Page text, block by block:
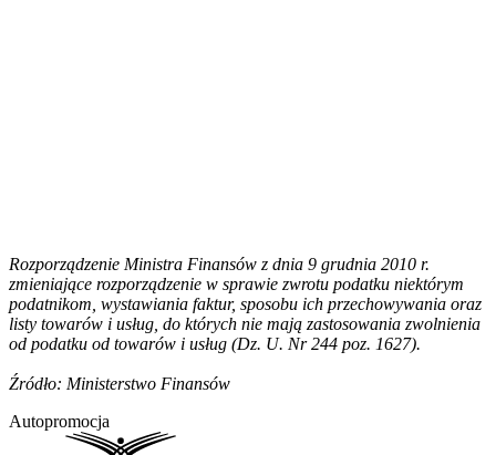
Rozporządzenie Ministra Finansów z dnia 9 grudnia 2010 r.
zmieniające rozporządzenie w sprawie zwrotu podatku niektórym
podatnikom, wystawiania faktur, sposobu ich przechowywania oraz
listy towarów i usług, do których nie mają zastosowania zwolnienia
od podatku od towarów i usług (Dz. U. Nr 244 poz. 1627).
Źródło: Ministerstwo Finansów
Autopromocja